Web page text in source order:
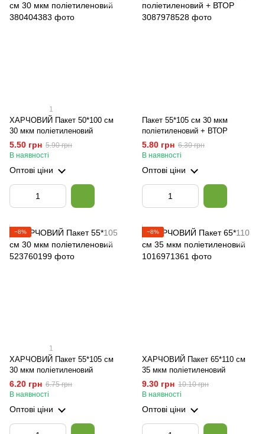
1
ХАРЧОВИЙ Пакет 50*100 см
30 мкм поліетиленовий
5.50 грн 5.90 грн
В наявності
Оптові ціни
Пакет 55*105 см 30 мкм
поліетиленовий + ВТОР
5.80 грн 6.30 грн
В наявності
Оптові ціни
−8%
1
ХАРЧОВИЙ Пакет 55*105 см
30 мкм поліетиленовий
6.20 грн 6.75 грн
В наявності
Оптові ціни
−8%
ХАРЧОВИЙ Пакет 65*110 см
35 мкм поліетиленовий
9.30 грн 10.10 грн
В наявності
Оптові ціни